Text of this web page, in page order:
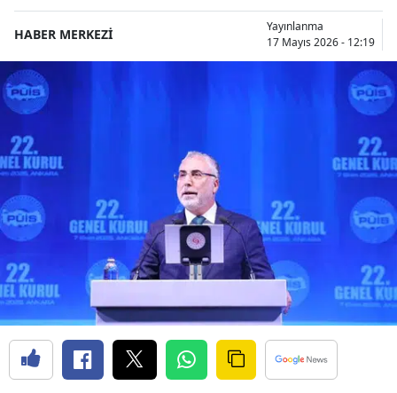
HABER MERKEZİ
Yayınlanma
17 Mayıs 2026 - 12:19